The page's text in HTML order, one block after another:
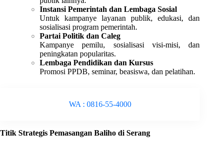
Instansi Pemerintah dan Lembaga Sosial
Untuk kampanye layanan publik, edukasi, dan
sosialisasi program pemerintah.
Partai Politik dan Caleg
Kampanye pemilu, sosialisasi visi-misi, dan
peningkatan popularitas.
Lembaga Pendidikan dan Kursus
Promosi PPDB, seminar, beasiswa, dan pelatihan.
WA : 0816-55-4000
Titik Strategis Pemasangan Baliho di Serang